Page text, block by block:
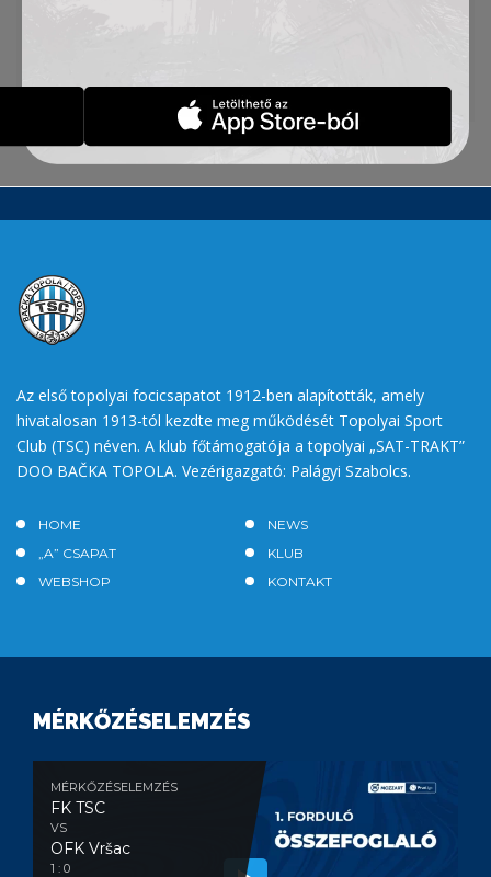
Az első topolyai focicsapatot 1912-ben alapították, amely
hivatalosan 1913-tól kezdte meg működését Topolyai Sport
Club (TSC) néven. A klub főtámogatója a topolyai „SAT-TRAKT”
DOO BAČKA TOPOLA. Vezérigazgató: Palágyi Szabolcs.
HOME
NEWS
„A” CSAPAT
KLUB
WEBSHOP
KONTAKT
MÉRKŐZÉSELEMZÉS
MÉRKŐZÉSELEMZÉS
FK TSC
VS
OFK Vršac
1 : 0